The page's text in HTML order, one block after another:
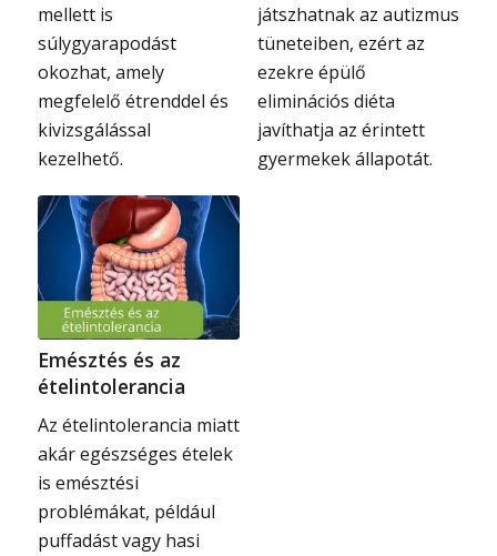
mellett is
súlygyarapodást
okozhat, amely
megfelelő étrenddel és
kivizsgálással
kezelhető.
játszhatnak az autizmus
tüneteiben, ezért az
ezekre épülő
eliminációs diéta
javíthatja az érintett
gyermekek állapotát.
Emésztés és az
ételintolerancia
Az ételintolerancia miatt
akár egészséges ételek
is emésztési
problémákat, például
puffadást vagy hasi